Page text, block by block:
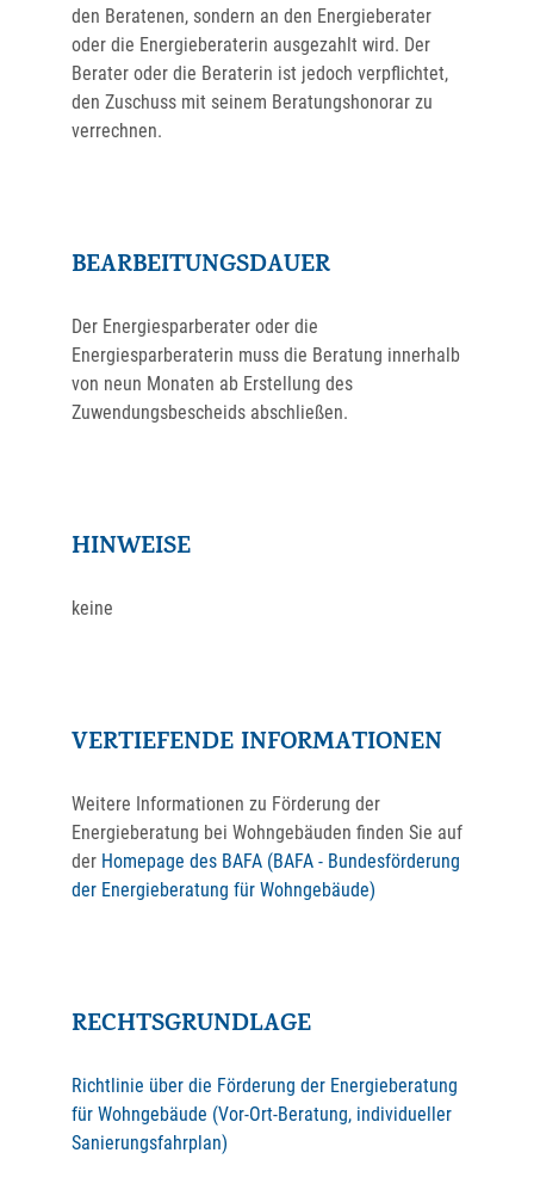
den Beratenen, sondern an den Energieberater
oder die Energieberaterin ausgezahlt wird. Der
Berater oder die Beraterin ist jedoch verpflichtet,
den Zuschuss mit seinem Beratungshonorar zu
verrechnen.
BEARBEITUNGSDAUER
Der Energiesparberater oder die
Energiesparberaterin muss die Beratung innerhalb
von neun Monaten ab Erstellung des
Zuwendungsbescheids abschließen.
HINWEISE
keine
VERTIEFENDE INFORMATIONEN
Weitere Informationen zu Förderung der
Energieberatung bei Wohngebäuden finden Sie auf
der Homepage des BAFA (BAFA - Bundesförderung
der Energieberatung für Wohngebäude)
RECHTSGRUNDLAGE
Richtlinie über die Förderung der Energieberatung
für Wohngebäude (Vor-Ort-Beratung, individueller
Sanierungsfahrplan)